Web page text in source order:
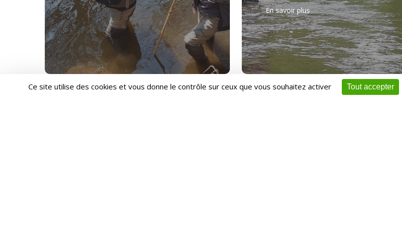
Ce site utilise des cookies et vous donne le contrôle sur ceux que vous souhaitez activer Tout accepter
En savoir plus